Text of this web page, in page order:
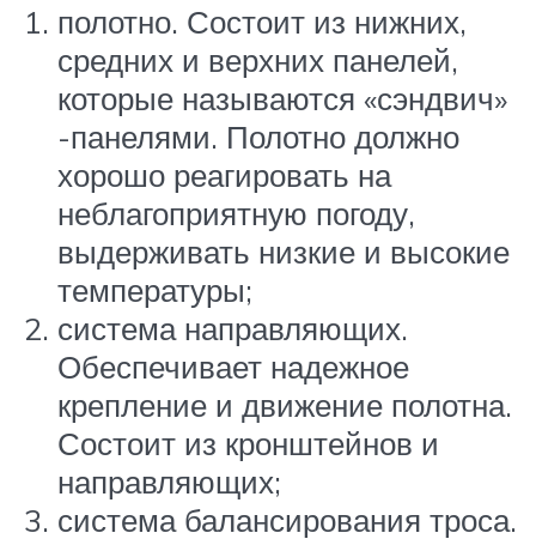
полотно. Состоит из нижних,
средних и верхних панелей,
которые называются «сэндвич»
-панелями. Полотно должно
хорошо реагировать на
неблагоприятную погоду,
выдерживать низкие и высокие
температуры;
система направляющих.
Обеспечивает надежное
крепление и движение полотна.
Состоит из кронштейнов и
направляющих;
система балансирования троса.